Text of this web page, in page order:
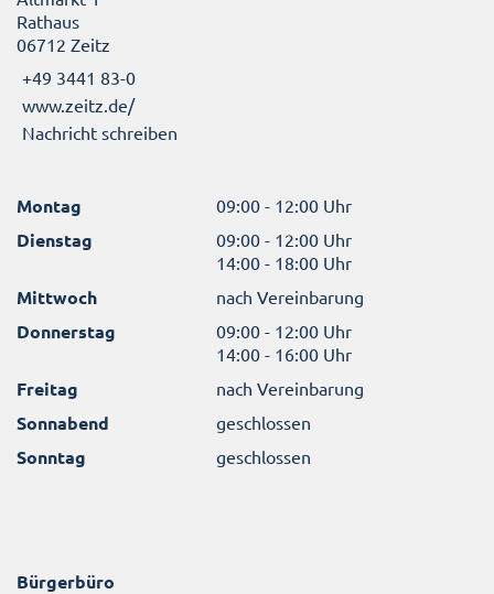
Rathaus
06712 Zeitz
+49 3441 83-0
www.zeitz.de/
Nachricht schreiben
Montag 09:00 - 12:00 Uhr
Dienstag
09:00 - 12:00 Uhr
14:00 - 18:00 Uhr
Mittwoch nach Vereinbarung
Donnerstag
09:00 - 12:00 Uhr
14:00 - 16:00 Uhr
Freitag nach Vereinbarung
Sonnabend geschlossen
Sonntag geschlossen
Bürgerbüro